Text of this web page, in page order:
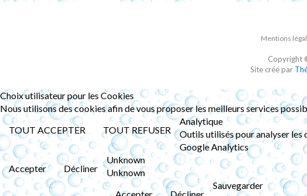
Mentions
Copyright
Site créé par
Choix utilisateur pour les Cookies
Nous utilisons des cookies afin de vous proposer les meilleurs services
TOUT ACCEPTER
TOUT REFUSER
Analytique
Outils utilisés pour analyser
Google Analytics
Accepter
Décliner
Unknown
Unknown
Sauvegarder